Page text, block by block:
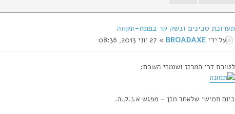
תערוכת סכינים ונשק קר בפתח-תקווה
על ידי BROADAXE » 27 יוני 2013, 08:36
לטובת דרי המרכז ושומרי השבת:
ביום חמישי שלאחר מכן - מפגש א.נ.ק.ה.